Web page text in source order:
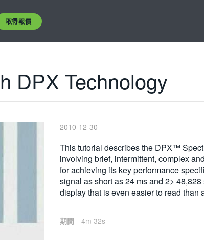
取得報價
DPX Technology
2010-12-30
This tutorial describes the DPX™
involving brief, intermittent, complex
for achieving its key performance
signal as short as 24 ms and 2>
display that is even easier to read than
期間 4m 32s